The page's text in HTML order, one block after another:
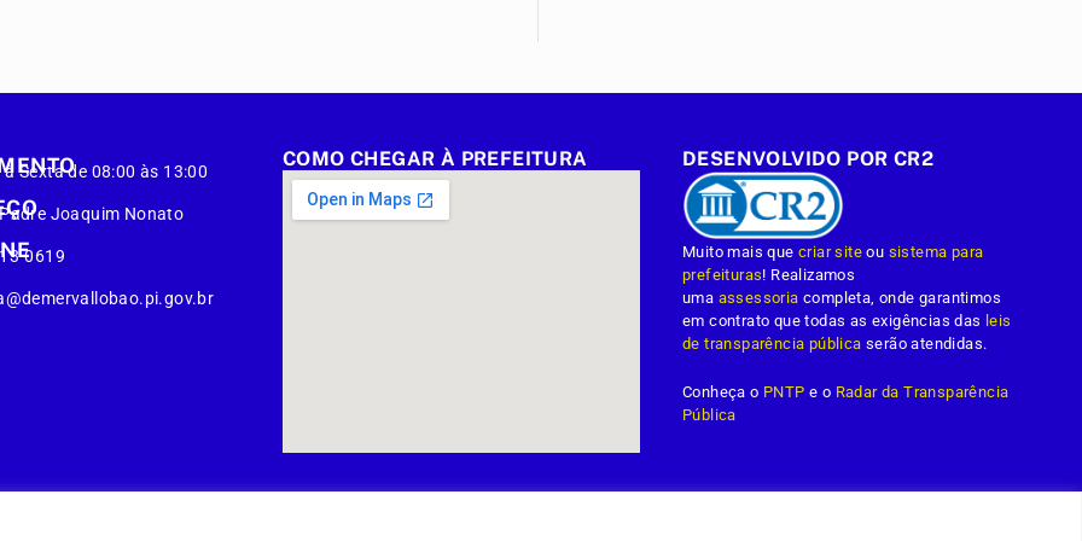
à Sexta de 08:00 às 13:00
Joaquim Nonato
0619
COMO CHEGAR À PREFEITURA DESENVOLVIDO POR CR2
Muito mais quecriar site ou sistema para
prefeituras! Realizamos
uma assessoria completa, onde garantimos
em contrato que todas as exigências das leis
de transparência pública serão atendidas.
Conheça o PNTP e o Radar da Transparência
Pública